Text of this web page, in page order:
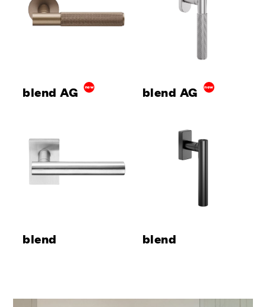
blend AG new blend AG new
blend blend